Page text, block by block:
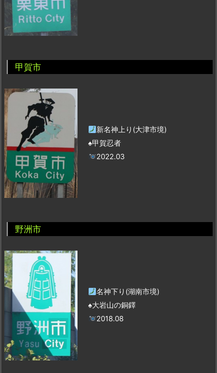
甲賀市
新名神上り(大津市境)
♠甲賀忍者
2022.03
野洲市
名神下り(湖南市境)
♠大岩山の銅鐸
2018.08